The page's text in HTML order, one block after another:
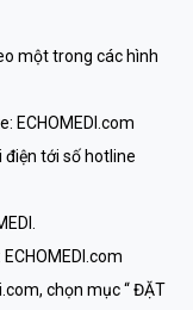
một trong các hình
tới số hotline
chọn mục “ ĐẶT